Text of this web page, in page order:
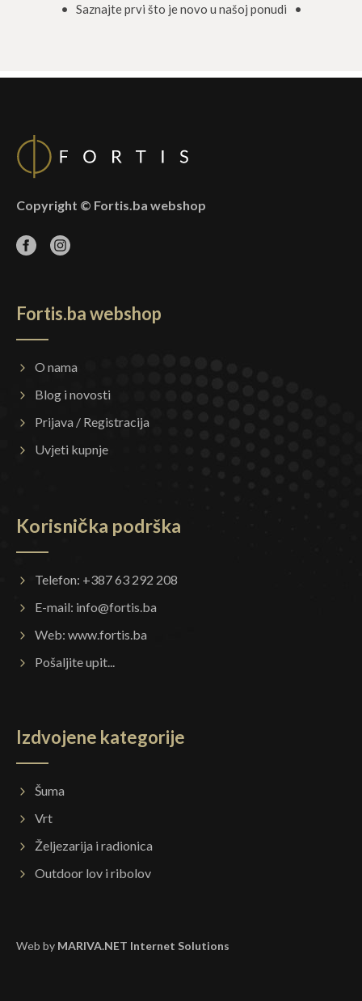
• Saznajte prvi što je novo u našoj ponudi •
Copyright © Fortis.ba webshop
Fortis.ba webshop
O nama
Blog i novosti
Prijava / Registracija
Uvjeti kupnje
Korisnička podrška
Telefon: +387 63 292 208
E-mail: info@fortis.ba
Web: www.fortis.ba
Pošaljite upit...
Izdvojene kategorije
Šuma
Vrt
Željezarija i radionica
Outdoor lov i ribolov
Web by MARIVA.NET Internet Solutions